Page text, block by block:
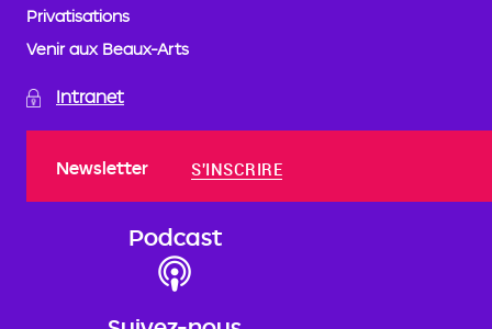
Privatisations
Venir aux Beaux-Arts
Intranet
Newsletter S'INSCRIRE
Podcast